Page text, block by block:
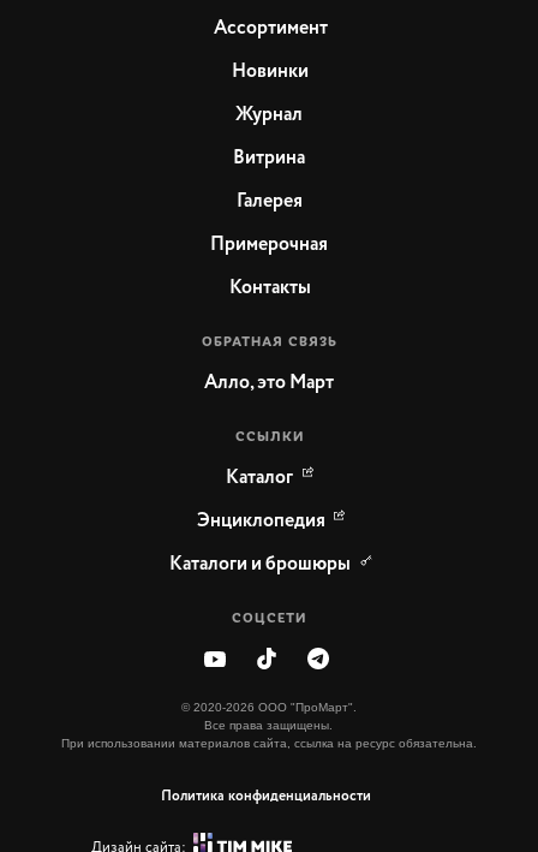
ССЫЛКИ
© 2020-2026 ООО "ПроМарт".
Все права защищены.
При использовании материалов сайта, ссылка на ресурс обязательна.
Ассортимент
Новинки
Журнал
Витрина
Галерея
Энциклопедия
ОБРАТНАЯ СВЯЗЬ
Политика конфиденциальности
Примерочная
Контакты
Каталог
Дизайн сайта:
СОЦСЕТИ
Каталоги и брошюры
Алло, это Март